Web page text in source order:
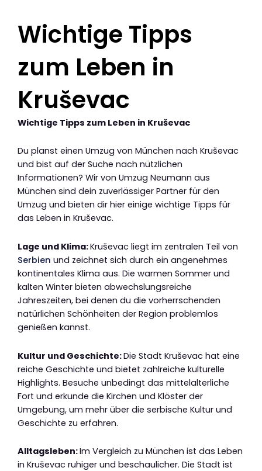
Wichtige Tipps
zum Leben in
Kruševac
Wichtige Tipps zum Leben in Kruševac
Du planst einen Umzug von München nach Kruševac
und bist auf der Suche nach nützlichen
Informationen? Wir von Umzug Neumann aus
München sind dein zuverlässiger Partner für den
Umzug und bieten dir hier einige wichtige Tipps für
das Leben in Kruševac.
Lage und Klima:Kruševac liegt im zentralen Teil von
Serbien und zeichnet sich durch ein angenehmes
kontinentales Klima aus. Die warmen Sommer und
kalten Winter bieten abwechslungsreiche
Jahreszeiten, bei denen du die vorherrschenden
natürlichen Schönheiten der Region problemlos
genießen kannst.
Kultur und Geschichte:Die Stadt Kruševac hat eine
reiche Geschichte und bietet zahlreiche kulturelle
Highlights. Besuche unbedingt das mittelalterliche
Fort und erkunde die Kirchen und Klöster der
Umgebung, um mehr über die serbische Kultur und
Geschichte zu erfahren.
Alltagsleben:Im Vergleich zu München ist das Leben
in Kruševac ruhiger und beschaulicher. Die Stadt ist